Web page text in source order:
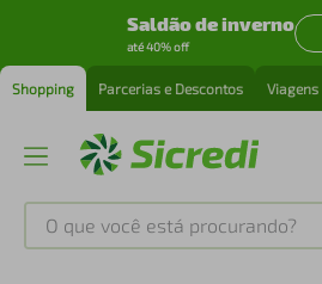
Saldão de inverno
até 40% off
Shopping Parcerias e Descontos Viagens
O que você está procurando?